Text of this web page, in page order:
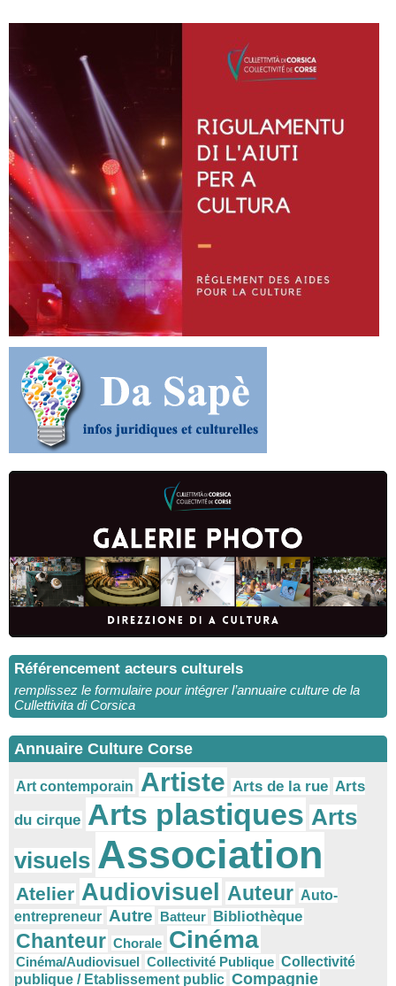
Référencement acteurs culturels
remplissez le formulaire pour intégrer l’annuaire culture de la
Cullettivita di Corsica
Annuaire Culture Corse
Art contemporain Artiste Arts de la rue Arts
du cirque Arts plastiques Arts
visuels Association
Atelier Audiovisuel Auteur Auto-
entrepreneur Autre Batteur Bibliothèque
Chanteur Chorale Cinéma
Cinéma/Audiovisuel Collectivité Publique Collectivité
publique / Etablissement public Compagnie